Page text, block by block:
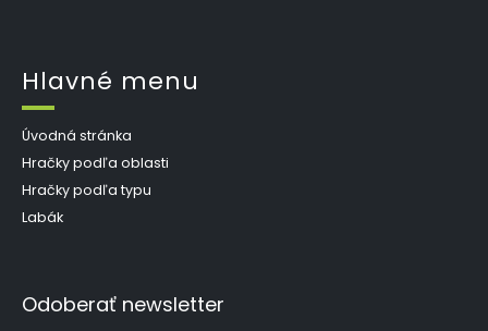
Hlavné menu
Úvodná stránka
Hračky podľa oblasti
Hračky podľa typu
Labák
Odoberať newsletter